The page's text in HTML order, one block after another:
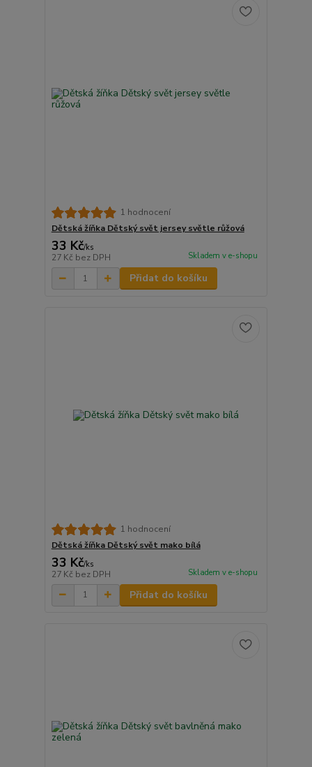
1 hodnocení
Dětská žíňka Dětský svět jersey světle růžová
33 Kč/ks
27 Kč bez DPH Skladem v e-shopu
Přidat do košíku
1 hodnocení
Dětská žíňka Dětský svět mako bílá
33 Kč/ks
27 Kč bez DPH Skladem v e-shopu
Přidat do košíku